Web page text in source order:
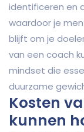
identificeren en
waardoor je
blijft om je
van een coach
mindset die
duurzame
Kosten
kunnen